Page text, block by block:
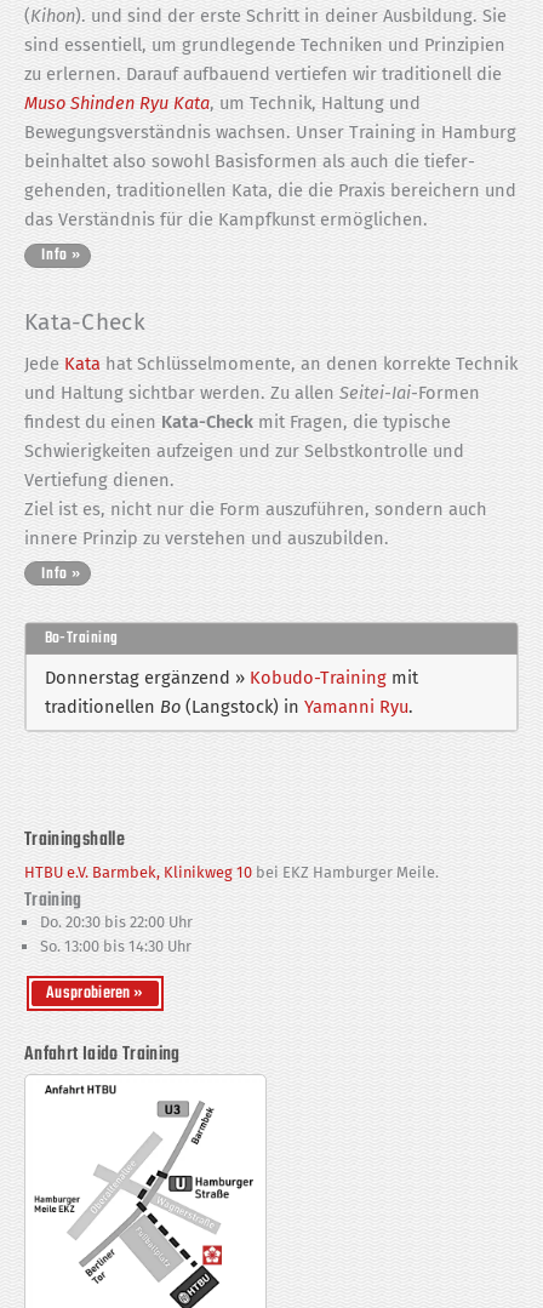
(Kihon). und sind der erste Schritt in deiner Ausbildung. Sie
sind essentiell, um grundlegende Techniken und Prinzipien
zu erlernen. Darauf aufbauend vertiefen wir traditionell die
Muso Shinden Ryu Kata, um Technik, Haltung und
Bewegungs­verständnis wachsen. Unser Training in Hamburg
beinhaltet also sowohl Basisformen als auch die tiefer­
gehenden, traditionellen Kata, die die Praxis bereichern und
das Verständnis für die Kampfkunst ermöglichen.
Kata-Check
Jede Kata hat Schlüsselmomente, an denen korrekte Technik
und Haltung sichtbar werden. Zu allen Seitei-Iai-Formen
findest du einen Kata-Check mit Fragen, die typische
Schwierigkeiten aufzeigen und zur Selbstkontrolle und
Vertiefung dienen.
Ziel ist es, nicht nur die Form auszuführen, sondern auch
innere Prinzip zu verstehen und auszubilden.
Bo-Training
Donnerstag ergänzend » Kobudo-Trainingmit
traditionellen Bo(Langstock) in Yamanni Ryu.
Trainingshalle
HTBU e.V. Barmbek, Klinikweg 10 bei EKZ Hamburger Meile.
Training
Do. 20:30 bis 22:00 Uhr
So. 13:00 bis 14:30 Uhr
Anfahrt Iaido Training